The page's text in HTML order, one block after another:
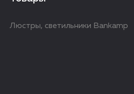
Люстры, светильники Bankamp